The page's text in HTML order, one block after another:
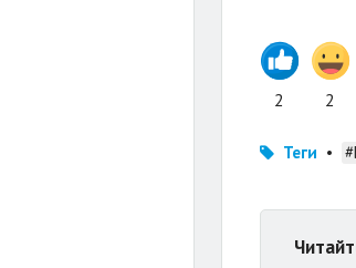
2 2
Теги •